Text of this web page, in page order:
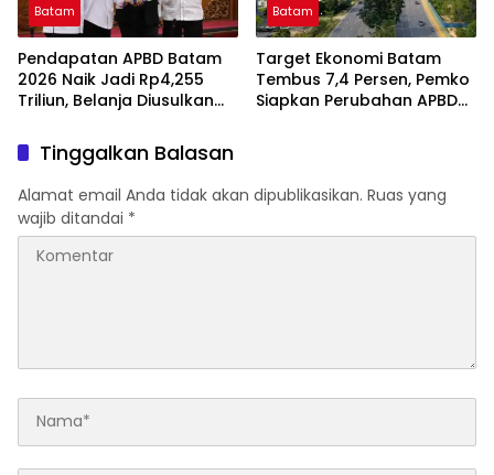
Batam
Pendapatan APBD Batam
2026 Naik Jadi Rp4,255
Triliun, Belanja Diusulkan
Batam
Target Ekonomi Batam
Tembus 7,4 Persen, Pemko
Siapkan Perubahan APBD
Tinggalkan Balasan
Alamat email Anda tidak akan dipublikasikan. Ruas yang
wajib ditandai *